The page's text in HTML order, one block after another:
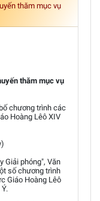
thăm mục vụ
thăm mục vụ
chương trình các
Hoàng Lêô XIV
Giải phóng", Văn
số chương trình
Giáo Hoàng Lêô